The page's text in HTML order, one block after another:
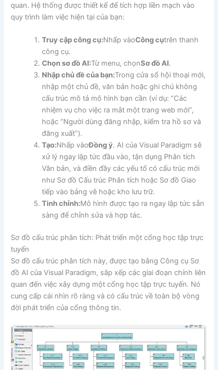
quan. Hệ thống được thiết kế để tích hợp liền mạch vào
quy trình làm việc hiện tại của bạn:
Truy cập công cụ:Nhấp vàoCông cụtrên thanh
công cụ.
Chọn sơ đồ AI:Từ menu, chọnSơ đồ AI.
Nhập chủ đề của bạn:Trong cửa sổ hội thoại mới,
nhập một chủ đề, văn bản hoặc ghi chú không
cấu trúc mô tả mô hình bạn cần (ví dụ: “Các
nhiệm vụ cho việc ra mắt một trang web mới”,
hoặc “Người dùng đăng nhập, kiểm tra hồ sơ và
đăng xuất”).
Tạo:Nhấp vàoĐồng ý. AI của Visual Paradigm sẽ
xử lý ngay lập tức đầu vào, tận dụng Phân tích
Văn bản, và điền đầy các yếu tố có cấu trúc mới
như Sơ đồ Cấu trúc Phân tích hoặc Sơ đồ Giao
tiếp vào bảng vẽ hoặc kho lưu trữ.
Tinh chỉnh:Mô hình được tạo ra ngay lập tức sẵn
sàng để chỉnh sửa và hợp tác.
Sơ đồ cấu trúc phân tích: Phát triển một cổng học tập trực
tuyến
Sơ đồ cấu trúc phân tích này, được tạo bằng Công cụ Sơ
đồ AI của Visual Paradigm, sắp xếp các giai đoạn chính liên
quan đến việc xây dựng một cổng học tập trực tuyến. Nó
cung cấp cái nhìn rõ ràng và có cấu trúc về toàn bộ vòng
đời phát triển của cổng thông tin.